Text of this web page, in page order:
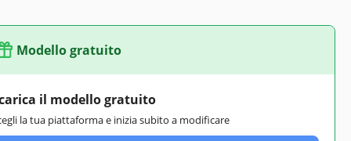
Modello gratuito
il modello gratuito
la tua piattaforma e inizia subito a modificare